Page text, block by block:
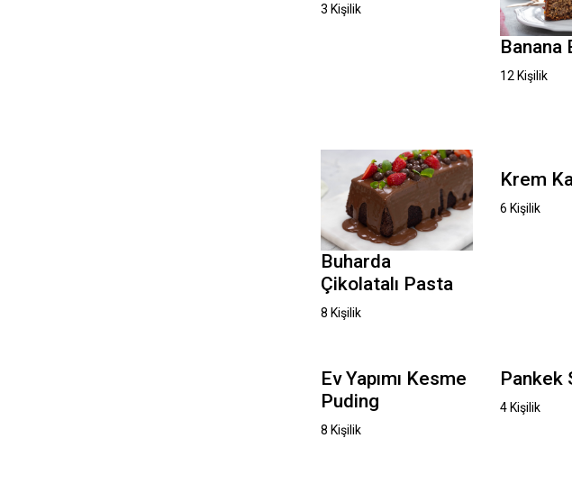
3 Kişilik
Banana
12 Kişilik
Buharda
Çikolatalı Pasta
8 Kişilik
Krem
6 Kişilik
Ev Yapımı Kesme
Puding
8 Kişilik
Pankek
4 Kişilik